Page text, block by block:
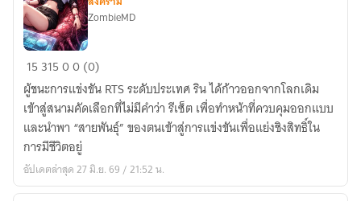
(จบ)
บัลลังก์
แห่ง
สาย
พันธุ์
ZombieMD
15 31500 (0)
ผู้ชนะการแข่งขัน RTS ระดับประเทศ ริน ได้ก้าวออกจากโลกเดิม
เข้าสู่สนามคัดเลือกที่ไม่มีคำว่า รีเซ็ต เพื่อทำหน้าที่ควบคุมออกแบบ
และนำพา “สายพันธุ์” ของตนเข้าสู่การแข่งขันเพื่อแย่งชิงสิทธิ์ใน
การมีชีวิตอยู่
อัปเดตล่าสุด 27 มิ.ย. 69 / 21:52 น.